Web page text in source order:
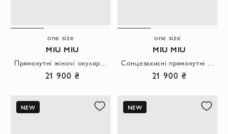
one size
MIU MIU
Прямокутні жіночі окуляри з синіми лінзами та гофрованим логотипом.
21 900 ₴
one size
MIU MIU
Сонцезахисні прямокутні черепахові окуляри із сірими лінзами.
21 900 ₴
NEW NEW